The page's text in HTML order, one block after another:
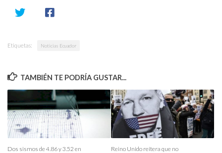
Etiquetas: Noticias Ecuador
TAMBIÉN TE PODRÍA GUSTAR...
Dos sismos de 4.86 y 3.52 en
Reino Unido reitera que no